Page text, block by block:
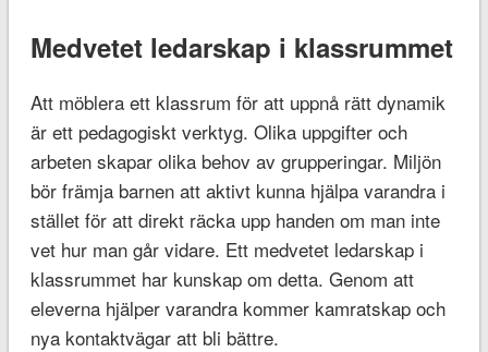
Medvetet ledarskap i klassrummet
Att möblera ett klassrum för att uppnå rätt dynamik
är ett pedagogiskt verktyg. Olika uppgifter och
arbeten skapar olika behov av grupperingar. Miljön
bör främja barnen att aktivt kunna hjälpa varandra i
stället för att direkt räcka upp handen om man inte
vet hur man går vidare. Ett medvetet ledarskap i
klassrummet har kunskap om detta. Genom att
eleverna hjälper varandra kommer kamratskap och
nya kontaktvägar att bli bättre.